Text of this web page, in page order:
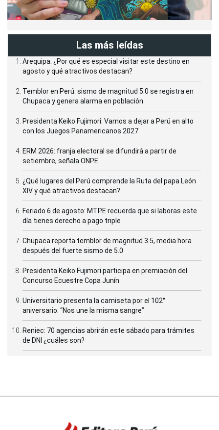
Las más leídas
Arequipa: ¿Por qué es especial visitar este destino en
agosto y qué atractivos destacan?
Temblor en Perú: sismo de magnitud 5.0 se registra en
Chupaca y genera alarma en población
Presidenta Keiko Fujimori: Vamos a dejar a Perú en alto
con los Juegos Panamericanos 2027
ERM 2026: franja electoral se difundirá a partir de
setiembre, señala ONPE
¿Qué lugares del Perú comprende la Ruta del papa León
XIV y qué atractivos destacan?
Feriado 6 de agosto: MTPE recuerda que si laboras este
día tienes derecho a pago triple
Chupaca reporta temblor de magnitud 3.5, media hora
después del fuerte sismo de 5.0
Presidenta Keiko Fujimori participa en premiación del
Concurso Ecuestre Copa Junín
Universitario presenta la camiseta por el 102°
aniversario: “Nos une la misma sangre”
Reniec: 70 agencias abrirán este sábado para trámites
de DNI ¿cuáles son?